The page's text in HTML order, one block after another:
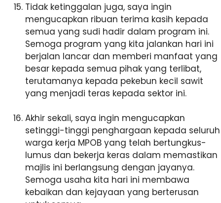
Tidak ketinggalan juga, saya ingin
mengucapkan ribuan terima kasih kepada
semua yang sudi hadir dalam program ini.
Semoga program yang kita jalankan hari ini
berjalan lancar dan memberi manfaat yang
besar kepada semua pihak yang terlibat,
terutamanya kepada pekebun kecil sawit
yang menjadi teras kepada sektor ini.
Akhir sekali, saya ingin mengucapkan
setinggi-tinggi penghargaan kepada seluruh
warga kerja MPOB yang telah bertungkus-
lumus dan bekerja keras dalam memastikan
majlis ini berlangsung dengan jayanya.
Semoga usaha kita hari ini membawa
kebaikan dan kejayaan yang berterusan